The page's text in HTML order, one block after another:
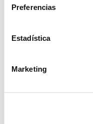
Preferencias
Estadística
Marketing